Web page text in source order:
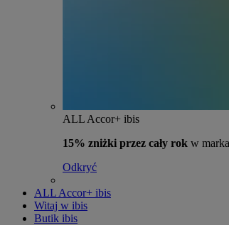
ALL Accor+ ibis
15% zniżki przez cały rok w
Odkryć
ALL Accor+ ibis
Witaj w ibis
Butik ibis